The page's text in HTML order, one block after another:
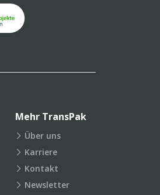
Mehr TransPak
Über uns
Karriere
Kontakt
Newsletter